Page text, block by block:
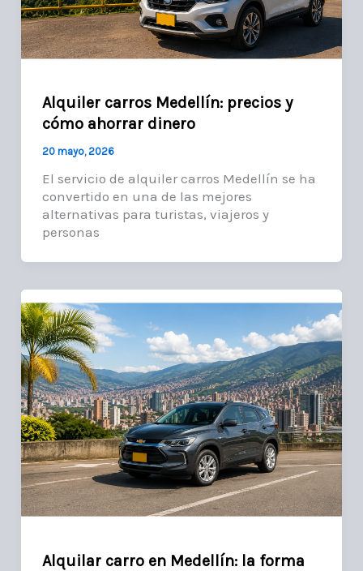
Alquiler carros Medellín: precios y
cómo ahorrar dinero
20 mayo, 2026
El servicio de alquiler carros Medellín se ha
convertido en una de las mejores
alternativas para turistas, viajeros y
personas
Alquilar carro en Medellín: la forma